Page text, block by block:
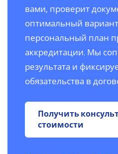
вами, проверит
оптимальный вариант
персональный план
аккредитации. Мы
результата и
обязательства в
Получить
стоимости